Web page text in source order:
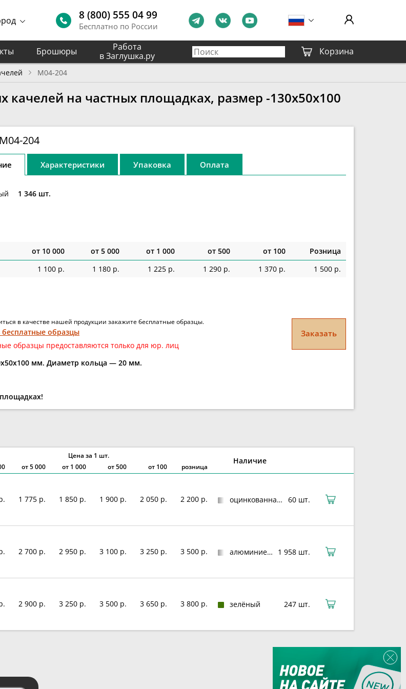
8 (800) 555 04 99
Бесплатно по России
Брошюры
Работа
в Заглушка.ру
Корзина
M04-204
качелей на частных площадках, размер -130x50x100
M04-204
Характеристики Упаковка Оплата
1 346 шт.
от 10 000 от 5 000 от 1 000 от 500 от 100
Розница
1 100 р. 1 180 р. 1 225 р. 1 290 р. 1 370 р. 1 500 р.
в качестве нашей продукции закажите бесплатные образцы.
образцы
образцы предоставляются только для юр. лиц
Заказать
мм. Диаметр кольца — 20 мм.
Цена за 1 шт.
Наличие
от5 000 от 1 000 от 500 от 100 розница
1 775 р. 1 850 р. 1 900 р. 2 050 р. 2 200 р. оцинкованная сталь 60 шт.
2 700 р. 2 950 р. 3 100 р. 3 250 р. 3 500 р. алюминиевый сплав 1 958 шт.
2 900 р. 3 250 р. 3 500 р. 3 650 р. 3 800 р. зелёный 247 шт.